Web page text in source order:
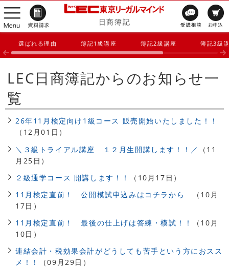
日商簿記
選ばれる理由 簿記1級講座 簿記2級講座 簿記3級
LEC日商簿記からのお知らせ一
覧
26年11月検定向け1級コース 販売開始いたしました！！
（12月01日）
＼３級トライアル講座 １２月生開講します！！／
（11
月25日）
２級通学コース 開講します！！
（10月17日）
11月検定直前！ 公開模試申込みはコチラから
（10月
17日）
11月検定直前！ 最後の仕上げは答練・模試！！
（10月
10日）
連結会計・税効果会計がどうしても苦手という方におスス
メ！！
（09月29日）